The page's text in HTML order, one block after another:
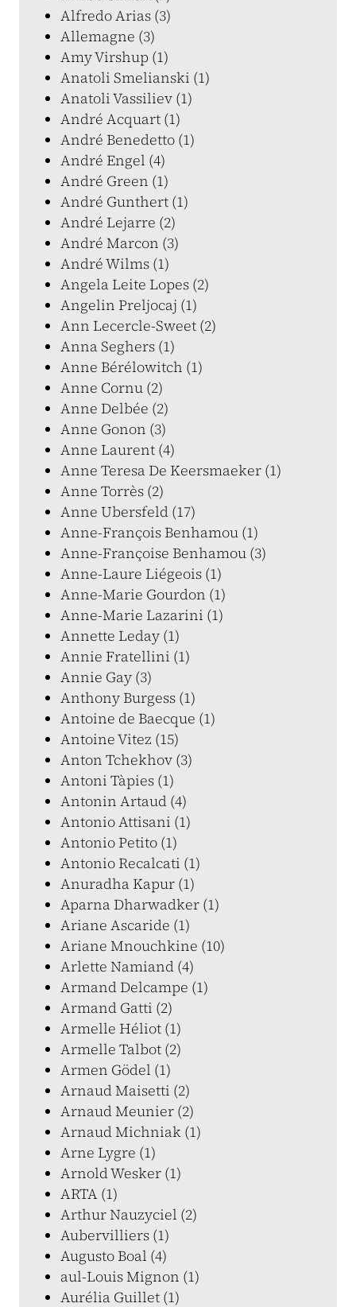
Alfredo Arias (3)
Allemagne (3)
Amy Virshup (1)
Anatoli Smelianski (1)
Anatoli Vassiliev (1)
André Acquart (1)
André Benedetto (1)
André Engel (4)
André Green (1)
André Gunthert (1)
André Lejarre (2)
André Marcon (3)
André Wilms (1)
Angela Leite Lopes (2)
Angelin Preljocaj (1)
Ann Lecercle-Sweet (2)
Anna Seghers (1)
Anne Bérélowitch (1)
Anne Cornu (2)
Anne Delbée (2)
Anne Gonon (3)
Anne Laurent (4)
Anne Teresa De Keersmaeker (1)
Anne Torrès (2)
Anne Ubersfeld (17)
Anne-François Benhamou (1)
Anne-Françoise Benhamou (3)
Anne-Laure Liégeois (1)
Anne-Marie Gourdon (1)
Anne-Marie Lazarini (1)
Annette Leday (1)
Annie Fratellini (1)
Annie Gay (3)
Anthony Burgess (1)
Antoine de Baecque (1)
Antoine Vitez (15)
Anton Tchekhov (3)
Antoni Tàpies (1)
Antonin Artaud (4)
Antonio Attisani (1)
Antonio Petito (1)
Antonio Recalcati (1)
Anuradha Kapur (1)
Aparna Dharwadker (1)
Ariane Ascaride (1)
Ariane Mnouchkine (10)
Arlette Namiand (4)
Armand Delcampe (1)
Armand Gatti (2)
Armelle Héliot (1)
Armelle Talbot (2)
Armen Gödel (1)
Arnaud Maisetti (2)
Arnaud Meunier (2)
Arnaud Michniak (1)
Arne Lygre (1)
Arnold Wesker (1)
ARTA (1)
Arthur Nauzyciel (2)
Aubervilliers (1)
Augusto Boal (4)
aul-Louis Mignon (1)
Aurélia Guillet (1)